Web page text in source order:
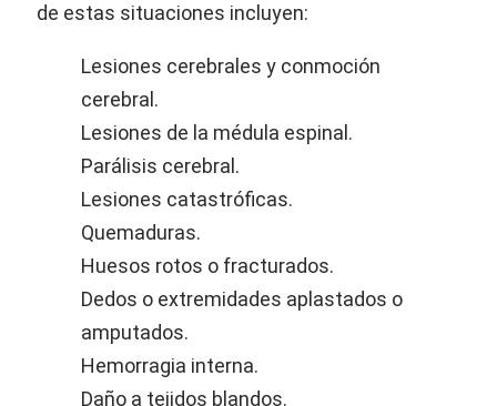
de estas situaciones incluyen:
Lesiones cerebrales y conmoción
cerebral.
Lesiones de la médula espinal.
Parálisis cerebral.
Lesiones catastróficas.
Quemaduras.
Huesos rotos o fracturados.
Dedos o extremidades aplastados o
amputados.
Hemorragia interna.
Daño a tejidos blandos.